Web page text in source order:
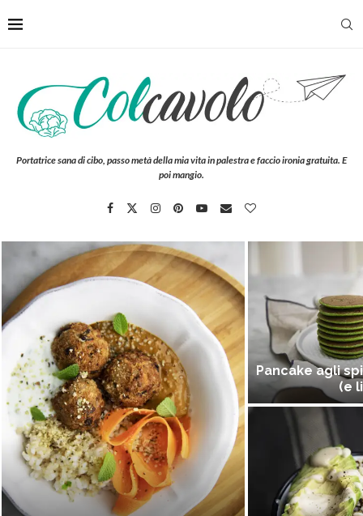
Portatrice sana di cibo, passo metà della mia vita in palestra e faccio ironia gratuita. E
poi mangio.
Pancake agli
(e